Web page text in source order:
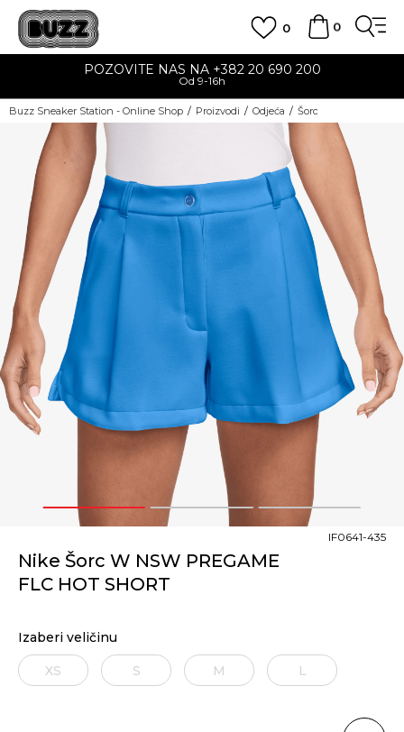
0
0
POZOVITE NAS NA +382 20 690 200
Od 9-16h
Buzz Sneaker Station - Online Shop Proizvodi Odjeća Šorc
1 2 3
Nike Šorc W NSW PREGAME
FLC HOT SHORT
IF0641-435
Izaberi veličinu
XS S M L